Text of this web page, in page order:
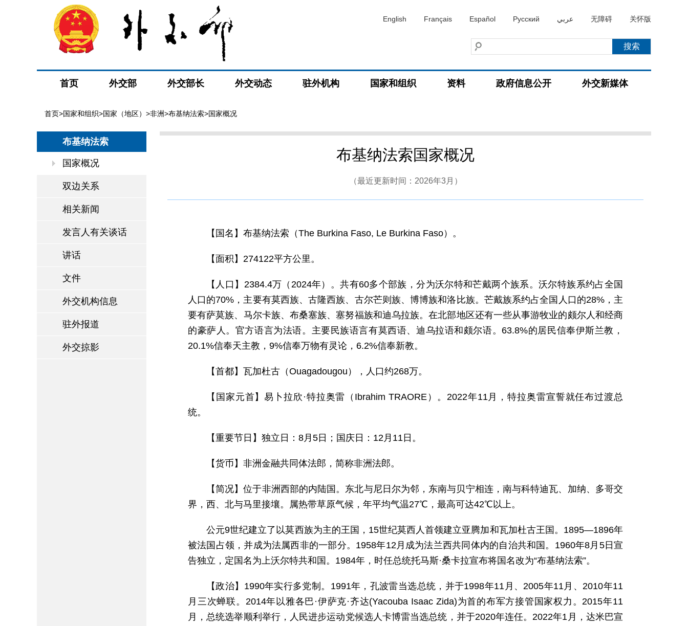
English Français Español Русский عربي 无障碍 关怀版
首页 外交部 外交部长 外交动态 驻外机构 国家和组织 资料 政府信息公开 外交新媒体
首页>国家和组织>国家（地区） >非洲>布基纳法索>国家概况
布基纳法索
国家概况
双边关系
相关新闻
发言人有关谈话
讲话
文件
外交机构信息
驻外报道
外交掠影
布基纳法索国家概况
（最近更新时间：2026年3月）
【国名】布基纳法索（The Burkina Faso, Le Burkina Faso）。
【面积】274122平方公里。
【人口】2384.4万（2024年）。共有60多个部族，分为沃尔特和芒戴两个族系。沃尔特族系约占全国
人口的70%，主要有莫西族、古隆西族、古尔芒则族、博博族和洛比族。芒戴族系约占全国人口的28%，主
要有萨莫族、马尔卡族、布桑塞族、塞努福族和迪乌拉族。在北部地区还有一些从事游牧业的颇尔人和经商
的豪萨人。官方语言为法语。主要民族语言有莫西语、迪乌拉语和颇尔语。63.8%的居民信奉伊斯兰教，
20.1%信奉天主教，9%信奉万物有灵论，6.2%信奉新教。
【首都】瓦加杜古（Ouagadougou），人口约268万。
【国家元首】易卜拉欣·特拉奥雷（Ibrahim TRAORE）。2022年11月，特拉奥雷宣誓就任布过渡总
统。
【重要节日】独立日：8月5日；国庆日：12月11日。
【货币】非洲金融共同体法郎，简称非洲法郎。
【简况】位于非洲西部的内陆国。东北与尼日尔为邻，东南与贝宁相连，南与科特迪瓦、加纳、多哥交
界，西、北与马里接壤。属热带草原气候，年平均气温27℃，最高可达42℃以上。
公元9世纪建立了以莫西族为主的王国，15世纪莫西人首领建立亚腾加和瓦加杜古王国。1895—1896年
被法国占领，并成为法属西非的一部分。1958年12月成为法兰西共同体内的自治共和国。1960年8月5日宣
告独立，定国名为上沃尔特共和国。1984年，时任总统托马斯·桑卡拉宣布将国名改为“布基纳法索”。
【政治】1990年实行多党制。1991年，孔波雷当选总统，并于1998年11月、2005年11月、2010年11
月三次蝉联。2014年以雅各巴·伊萨克·齐达(Yacouba Isaac Zida)为首的布军方接管国家权力。2015年11
月，总统选举顺利举行，人民进步运动党候选人卡博雷当选总统，并于2020年连任。2022年1月，达米巴宣